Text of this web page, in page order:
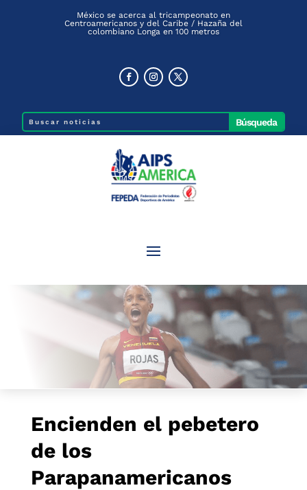
México se acerca al tricampeonato en
Centroamericanos y del Caribe / Hazaña del
colombiano Longa en 100 metros
Encienden el pebetero
de los
Parapanamericanos